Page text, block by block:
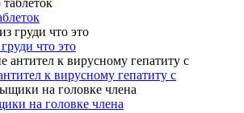
что это
к вирусному гепатиту с
на головке члена